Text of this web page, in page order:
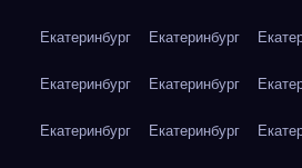
Екатеринбург Екатеринбург
Екатеринбург Екатеринбург
Екатеринбург Екатеринбург